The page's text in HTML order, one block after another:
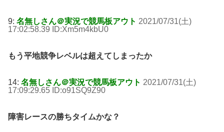
9: 名無しさん＠実況で競馬板アウト 2021/07/31(土)
17:02:58.39 ID:Xm5m4kbU0
もう平地競争レベルは超えてしまったか
14: 名無しさん＠実況で競馬板アウト 2021/07/31(土)
17:09:29.65 ID:o91SQ9Z90
障害レースの勝ちタイムかな？